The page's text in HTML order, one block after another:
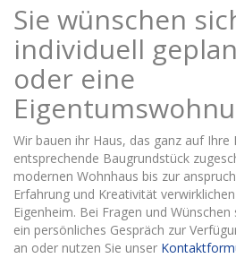
Sie wünschen
individuell
oder eine
Wir bauen ihr Haus, das ganz auf Ihre
entsprechende Baugrundstück
modernen Wohnhaus bis zur
Erfahrung und Kreativität
Eigenheim. Bei Fragen und
ein persönliches Gespräch zur
an oder nutzen Sie unser